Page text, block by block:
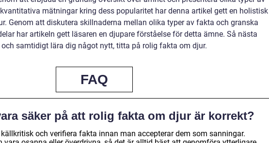
mätningar kring dess popularitet har denna artikel gett en holistisk
Genom att diskutera skillnaderna mellan olika typer av fakta och granska
har artikeln gett läsaren en djupare förståelse för detta ämne. Så nästa
samtidigt lära dig något nytt, titta på rolig fakta om djur.
FAQ
säker på att rolig fakta om djur är korrekt?
och verifiera fakta innan man accepterar dem som sanningar.